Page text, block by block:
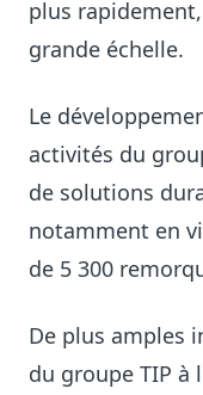
plus
grande échelle.
Le
activités du
de solutions
notamment en
de 5 300
De plus amples
du groupe TIP à